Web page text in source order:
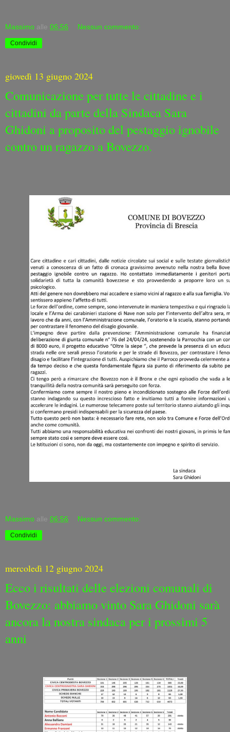
Massimo alle 06:56 Nessun commento:
Condividi
giovedì 13 giugno 2024
Comunicazione per tutte le cittadine e i
cittadini da parte della Sindaca Sara
Ghidoni a proposito del pestaggio ignobile
contro un ragazzo a Bovezzo.
Massimo alle 06:56 Nessun commento:
Condividi
mercoledì 12 giugno 2024
Ecco i risultati delle elezioni comunali di
Bovezzo: abbiamo vinto Sara Ghidoni sarà
ancora la nostra sindaca per i prossimi 5
anni